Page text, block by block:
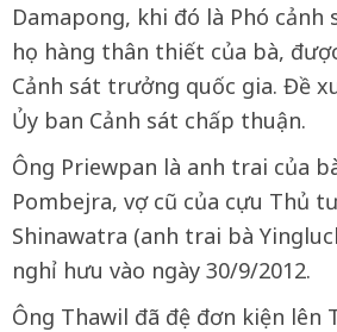
Damapong, khi đó là Phó cảnh
họ hàng thân thiết của bà,
Cảnh sát trưởng quốc gia. Đề
Ủy ban Cảnh sát chấp thuận.
Ông Priewpan là anh trai của
Pombejra, vợ cũ của cựu Thủ
Shinawatra (anh trai bà
nghỉ hưu vào ngày 30/9/2012.
Ông Thawil đã đệ đơn kiện lên